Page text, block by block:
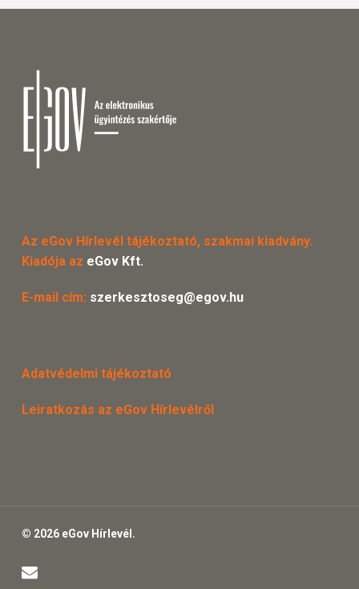
Az eGov Hírlevél tájékoztató, szakmai kiadvány.
Kiadója az eGov Kft.
E-mail cím: szerkesztoseg@egov.hu
Adatvédelmi tájékoztató
Leiratkozás az eGov Hírlevélről
© 2026 eGov Hírlevél.
email